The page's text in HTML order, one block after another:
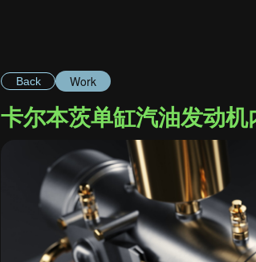
Back Work
卡尔本茨单缸汽油发动机